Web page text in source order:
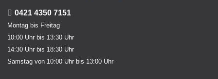
0421 4350 7151
Montag bis Freitag
10:00 Uhr bis 13:30 Uhr
14:30 Uhr bis 18:30 Uhr
Samstag von 10:00 Uhr bis 13:00 Uhr